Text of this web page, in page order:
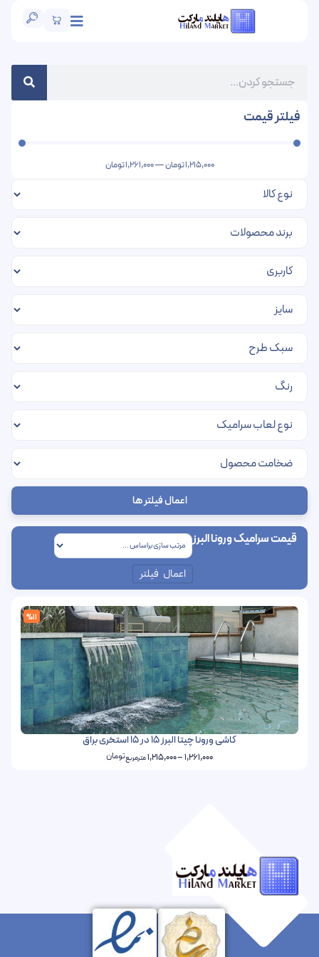
فیلتر قیمت
1,215,000تومان—
1,261,000تومان
اعمال فیلتر ها
قیمت سرامیک ورونا البرز
اعمال فیلتر
%11
کاشی ورونا چیتا البرز 15 در 15 استخری براق
1,261,000
–
1,215,000مترمربعتومان